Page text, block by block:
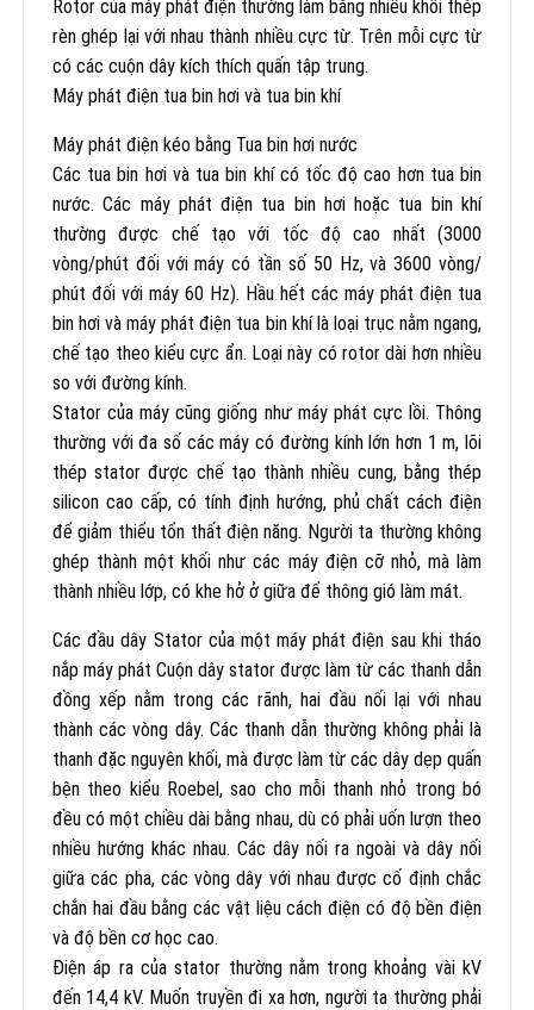
Rotor của máy phát điện thường làm bằng nhiều khối thép
rèn ghép lại với nhau thành nhiều cực từ. Trên mỗi cực từ
có các cuộn dây kích thích quấn tập trung.
Máy phát điện tua bin hơi và tua bin khí
Máy phát điện kéo bằng Tua bin hơi nước
Các tua bin hơi và tua bin khí có tốc độ cao hơn tua bin
nước. Các máy phát điện tua bin hơi hoặc tua bin khí
thường được chế tạo với tốc độ cao nhất (3000
vòng/phút đối với máy có tần số 50 Hz, và 3600 vòng/
phút đối với máy 60 Hz). Hầu hết các máy phát điện tua
bin hơi và máy phát điện tua bin khí là loại trục nằm ngang,
chế tạo theo kiểu cực ẩn. Loại này có rotor dài hơn nhiều
so với đường kính.
Stator của máy cũng giống như máy phát cực lồi. Thông
thường với đa số các máy có đường kính lớn hơn 1 m, lõi
thép stator được chế tạo thành nhiều cung, bằng thép
silicon cao cấp, có tính định hướng, phủ chất cách điện
để giảm thiểu tổn thất điện năng. Người ta thường không
ghép thành một khối như các máy điện cỡ nhỏ, mà làm
thành nhiều lớp, có khe hở ở giữa để thông gió làm mát.
Các đầu dây Stator của một máy phát điện sau khi tháo
nắp máy phát Cuộn dây stator được làm từ các thanh dẫn
đồng xếp nằm trong các rãnh, hai đầu nối lại với nhau
thành các vòng dây. Các thanh dẫn thường không phải là
thanh đặc nguyên khối, mà được làm từ các dây dẹp quấn
bện theo kiểu Roebel, sao cho mỗi thanh nhỏ trong bó
đều có một chiều dài bằng nhau, dù có phải uốn lượn theo
nhiều hướng khác nhau. Các dây nối ra ngoài và dây nối
giữa các pha, các vòng dây với nhau được cố định chắc
chắn hai đầu bằng các vật liệu cách điện có độ bền điện
và độ bền cơ học cao.
Điện áp ra của stator thường nằm trong khoảng vài kV
đến 14,4 kV. Muốn truyền đi xa hơn, người ta thường phải